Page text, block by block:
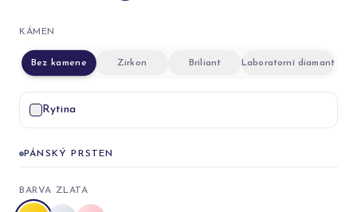
KÁMEN
Bez kamene Zirkon Briliant Laboratorní diamant
Rytina
PÁNSKÝ PRSTEN
BARVA ZLATA